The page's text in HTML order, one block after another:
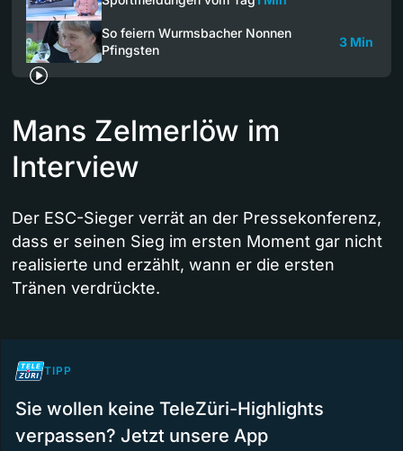
So feiern Wurmsbacher Nonnen
Pfingsten
3 Min
Mans Zelmerlöw im
Interview
Der ESC-Sieger verrät an der Pressekonferenz,
dass er seinen Sieg im ersten Moment gar nicht
realisierte und erzählt, wann er die ersten
Tränen verdrückte.
TIPP
Sie wollen keine TeleZüri-Highlights
verpassen? Jetzt unsere App